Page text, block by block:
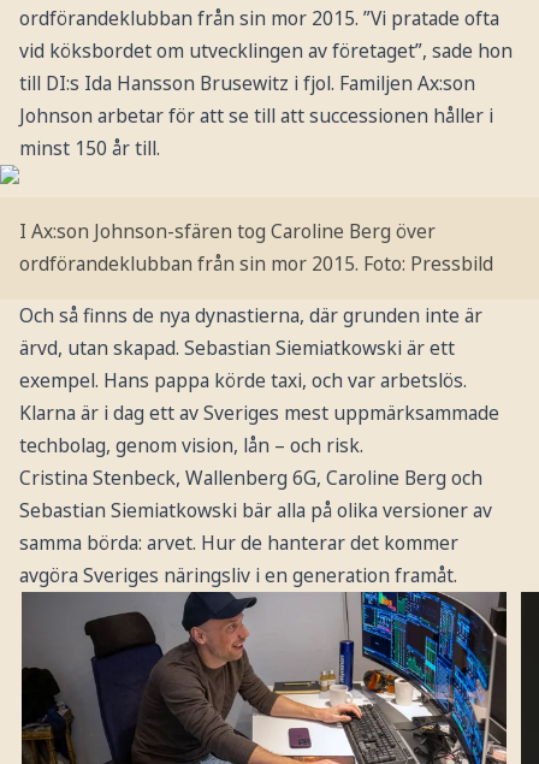
ordförandeklubban från sin mor 2015. ”Vi pratade ofta
vid köksbordet om utvecklingen av företaget”, sade hon
till DI:s Ida Hansson Brusewitz i fjol. Familjen Ax:son
Johnson arbetar för att se till att successionen håller i
minst 150 år till.
I Ax:son Johnson-sfären tog Caroline Berg över
ordförandeklubban från sin mor 2015. Foto: Pressbild
Och så finns de nya dynastierna, där grunden inte är
ärvd, utan skapad. Sebastian Siemiatkowski är ett
exempel. Hans pappa körde taxi, och var arbetslös.
Klarna är i dag ett av Sveriges mest uppmärksammade
techbolag, genom vision, lån – och risk.
Cristina Stenbeck, Wallenberg 6G, Caroline Berg och
Sebastian Siemiatkowski bär alla på olika versioner av
samma börda: arvet. Hur de hanterar det kommer
avgöra Sveriges näringsliv i en generation framåt.